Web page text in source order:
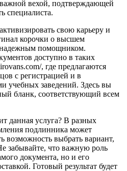
важной вехой, подтверждающей
специалиста.
свою карьеру и
корочки о высшем
надежным помощником.
доступно в таких
, где предлагаются
с регистрацией и в
учебных заведений. Здесь вы
бланк, соответствующий всем
данная услуга? В разных
подлинника может
возможность выбрать вариант,
забывайте, что важную роль
документа, но и его
Готовый результат будет